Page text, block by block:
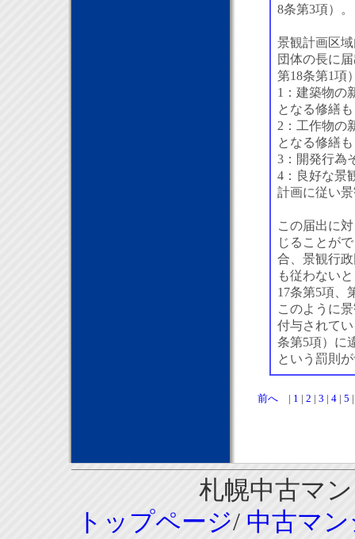
8条第3項）。
景観計画区
団体の長に
第18条第1項
1：建築物の
となる修繕
2：工作物の
となる修繕
3：開発行為
4：良好な景
計画に従い
この届出に
じることが
合、景観行
も従わない
17条第5項、
このように
付与されて
条第5項）に
という罰則
前へ| 1 | 2 | 3 | 4| 5
札幌中古マ
トップページ/ 中古マ